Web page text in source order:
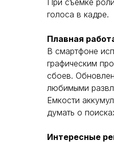
При съемке
голоса в кадре.
Плавная
В смартфоне
графическим
сбоев.
любимыми
Емкости
думать о
Интересные